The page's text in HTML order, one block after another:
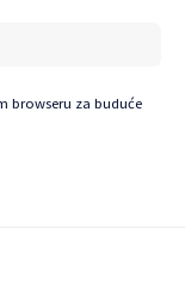
browseru za buduće